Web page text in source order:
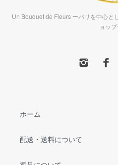
Un Bouquet de Fleurs ーパリを中心と
ョッ
ホーム
配送・送料について